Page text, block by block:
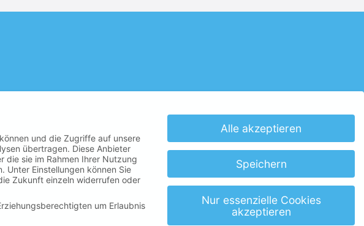
und die Zugriffe auf unsere
übertragen. Diese Anbieter
die sie im Rahmen Ihrer Nutzung
Unter Einstellungen können Sie
Zukunft einzeln widerrufen oder
um Erlaubnis
Alle akzeptieren
Speichern
Nur essenzielle Cookies
akzeptieren